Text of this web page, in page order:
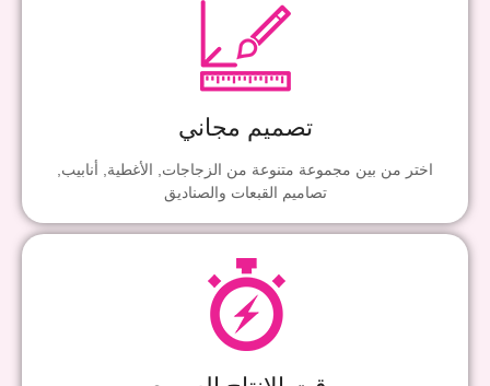
تصميم مجاني
اختر من بين مجموعة متنوعة من الزجاجات, الأغطية, أنابيب,
تصاميم القبعات والصناديق